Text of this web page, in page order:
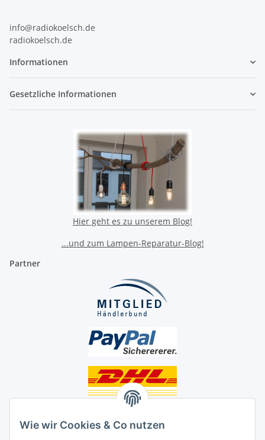
Wie wir Cookies & Co nutzen
info@radiokoelsch.de
radiokoelsch.de
Informationen
Gesetzliche Informationen
Hier geht es zu unserem Blog!
...und zum Lampen-Reparatur-Blog!
Partner